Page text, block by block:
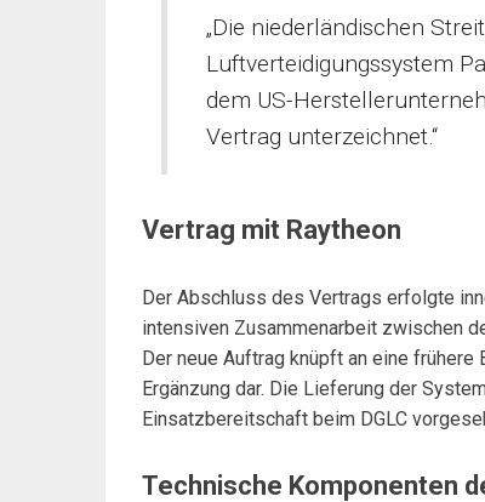
„Die niederländischen
Luftverteidigungssystem
dem US-
Vertrag unterzeichnet.“
Vertrag mit Raytheon
Der Abschluss des Vertrags erfolgte
intensiven Zusammenarbeit zwischen
Der neue Auftrag knüpft an eine
Ergänzung dar. Die Lieferung der
Einsatzbereitschaft beim DGLC
Technische Komponenten